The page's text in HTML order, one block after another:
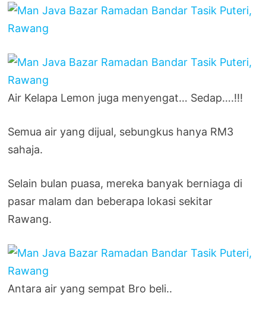
Air Kelapa Lemon juga menyengat… Sedap….!!!
Semua air yang dijual, sebungkus hanya RM3
sahaja.
Selain bulan puasa, mereka banyak berniaga di
pasar malam dan beberapa lokasi sekitar
Rawang.
Antara air yang sempat Bro beli..